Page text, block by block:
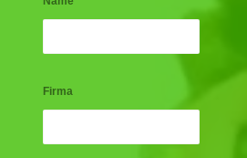
Firma